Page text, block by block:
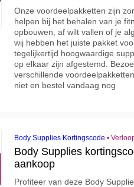
Onze voordeelpakketten zijn
helpen bij het behalen van je
opbouwen, af wilt vallen of je
wij hebben het juiste pakket
tegelijkertijd hoogwaardige
op elkaar zijn afgestemd.
verschillende
niet en bestel vandaag nog
Body Supplies Kortingscode •
Body Supplies
aankoop
Profiteer van deze Body